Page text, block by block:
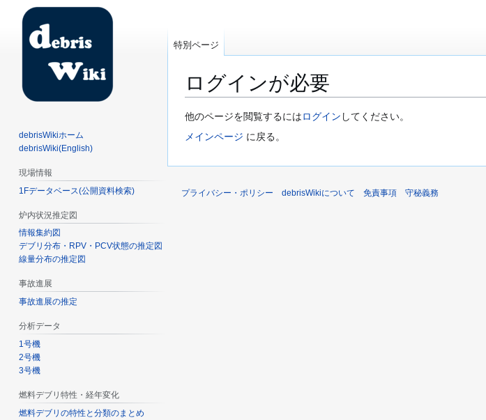
ログインが必要
ナ
ビ
ョ
検
索
他のページを閲覧するにはログイン してください。
メインページ に戻る。
特別ページ
debrisWikiホーム
debrisWiki(English)
現場情報
1Fデータベース(公開資料検索)
炉内状況推定図
情報集約図
デブリ分布・RPV・PCV状態の推定図
線量分布の推定図
事故進展
事故進展の推定
分析データ
1号機
2号機
3号機
燃料デブリ特性・経年変化
燃料デブリの特性と分類のまとめ
プライバシー・ポリシー debrisWikiについて 免責事項 守秘義務